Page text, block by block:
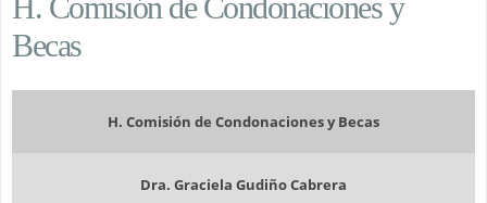
Becas
H. Comisión de Condonaciones y Becas
Dra. Graciela Gudiño Cabrera